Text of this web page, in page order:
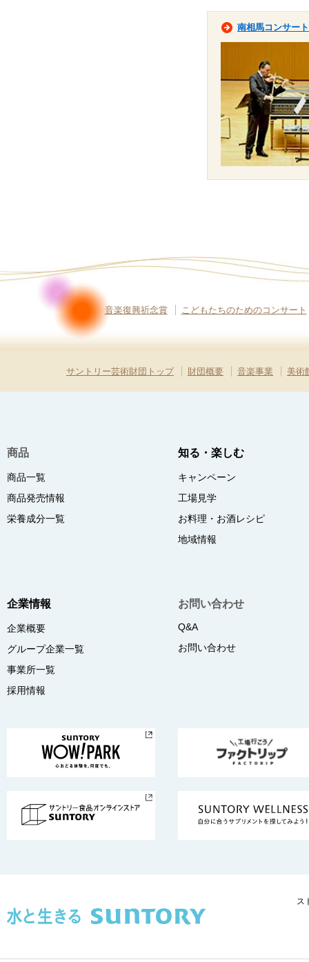
南相馬コンサート
音楽復興祈念賞 こどもたちのためのコンサート
サントリー芸術財団トップ 財団概要 音楽事業 美術
商品
商品一覧
商品発売情報
栄養成分一覧
知る・楽しむ
キャンペーン
工場見学
お料理・お酒レシピ
地域情報
企業情報
企業概要
グループ企業一覧
事業所一覧
採用情報
お問い合わせ
Q&A
お問い合わせ
ス